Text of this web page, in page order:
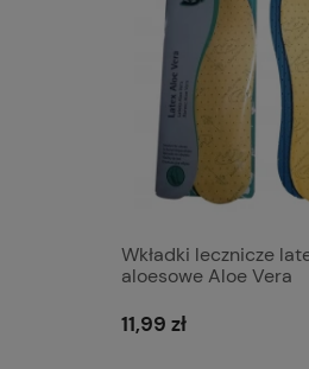
Wkładki lecznicze
aloesowe Aloe Vera
11,99 zł